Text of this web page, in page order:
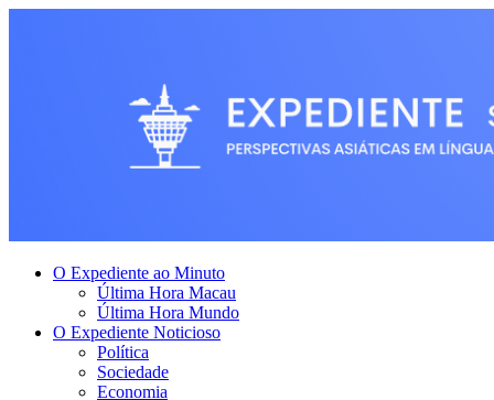
O Expediente ao Minuto
Última Hora Macau
Última Hora Mundo
O Expediente Noticioso
Política
Sociedade
Economia